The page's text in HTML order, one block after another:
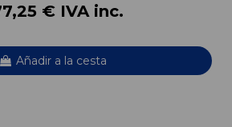
€ IVA inc.
Añadir a la cesta